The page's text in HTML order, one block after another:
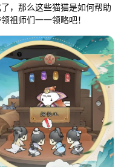
，那么这些猫猫是如何帮助
祖师们一一领略吧！